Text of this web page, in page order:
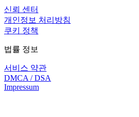
신뢰 센터
개인정보 처리방침
쿠키 정책
법률 정보
서비스 약관
DMCA / DSA
Impressum